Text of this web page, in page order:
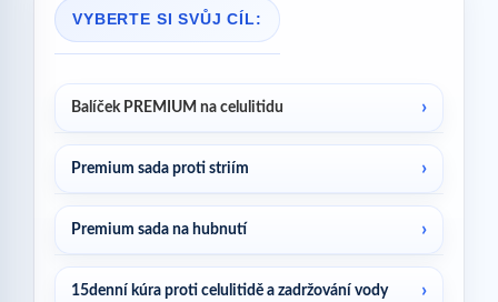
VYBERTE SI SVŮJ CÍL:
Balíček PREMIUM na celulitidu
Premium sada proti striím
Premium sada na hubnutí
15denní kúra proti celulitidě a zadržování vody